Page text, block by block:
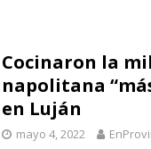
Cocinaron la
napolitana
en Luján
mayo 4, 2022